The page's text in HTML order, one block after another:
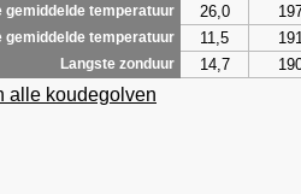
gemiddelde temperatuur 26,0
gemiddelde temperatuur 11,5
Langste zonduur 14,7
alle koudegolven